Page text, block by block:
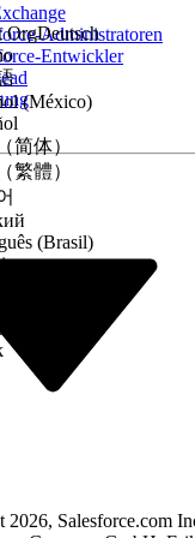
Administratoren
Entwickler
OrgDeutsch
(México)
简体）
繁體）
(Brasil)
Salesforce.com